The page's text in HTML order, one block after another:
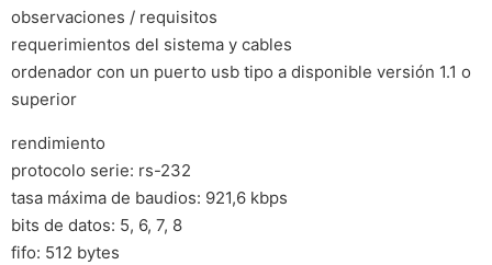
observaciones / requisitos
requerimientos del sistema y cables
ordenador con un puerto usb tipo a disponible versión 1.1 o
superior
rendimiento
protocolo serie: rs-232
tasa máxima de baudios: 921,6 kbps
bits de datos: 5, 6, 7, 8
fifo: 512 bytes